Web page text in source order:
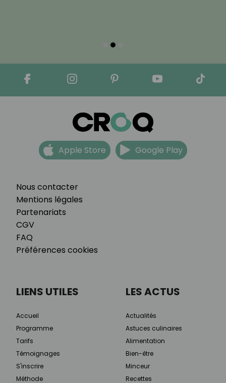
Nous contacter
Mentions légales
Partenariats
CGV
FAQ
Préférences cookies
Apple Store Google Play
LIENS UTILES
Accueil
Programme
Tarifs
Témoignages
S'inscrire
Méthode
LES ACTUS
Actualités
Astuces culinaires
Alimentation
Bien-être
Minceur
Recettes